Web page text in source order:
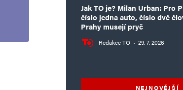
Jak TO je? Milan Urban: Pro
číslo jedna auto, číslo dvě
Prahy musejí pryč
Redakce TO · 29. 7. 2026
NEJNOVĚJŠÍ